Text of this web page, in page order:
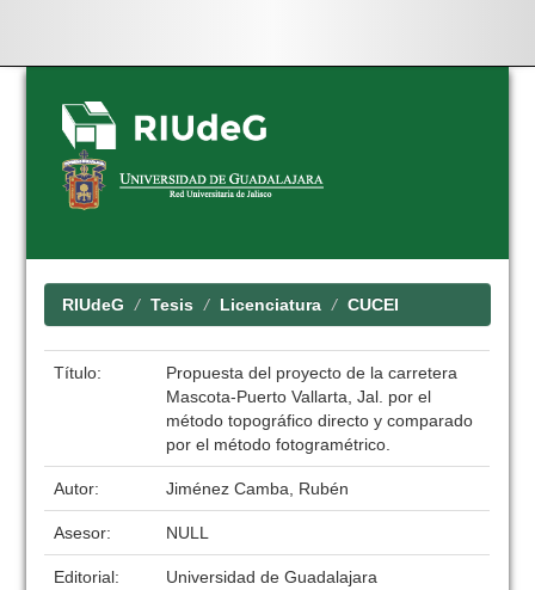
Skip
navigation
RIUdeG Tesis Licenciatura CUCEI
Título:
Propuesta del proyecto de la carretera
Mascota-Puerto Vallarta, Jal. por el
método topográfico directo y comparado
por el método fotogramétrico.
Autor: Jiménez Camba, Rubén
Asesor: NULL
Editorial:
Universidad de Guadalajara